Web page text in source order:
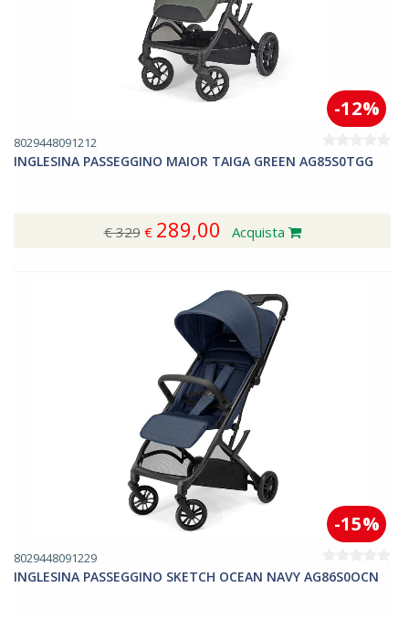
8029448091212
INGLESINA PASSEGGINO MAIOR TAIGA GREEN AG85S0TGG
€ 329€ 289,00
-12%
Acquista
8029448091229
INGLESINA PASSEGGINO SKETCH OCEAN NAVY AG86S0OCN
-15%